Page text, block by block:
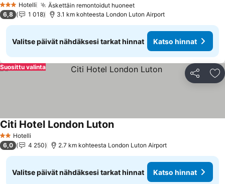
3 Tähtiluokitus
Hotelli Äskettäin remontoidut huoneet
6,8 1 018 3.1 km kohteesta London Luton Airport
Valitse päivät nähdäksesi tarkat hinnat Katso hinnat
Jaa
Suosittu valinta
2 Tähtiluokitus
Hotelli
Citi Hotel London Luton
6,0 4 250 2.7 km kohteesta London Luton Airport
Valitse päivät nähdäksesi tarkat hinnat Katso hinnat